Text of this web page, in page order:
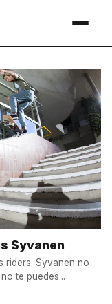
Syvanen
riders. Syvanen no
te puedes...